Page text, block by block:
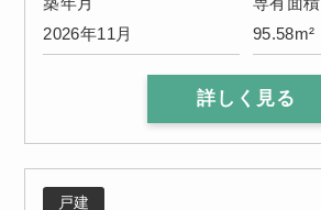
2026年11月
95.58m²
詳しく見る
戸建